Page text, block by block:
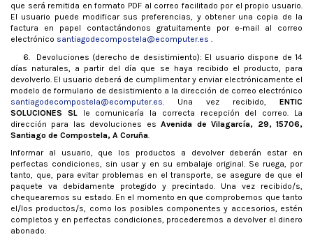
que será remitida en formato PDF al correo facilitado por el propio usuario.
El usuario puede modificar sus preferencias, y obtener una copia de la
factura en papel contactándonos gratuitamente por e-mail al correo
electrónico santiagodecompostela@ecomputer.es .
6.
Devoluciones (derecho de desistimiento): El usuario dispone de 14
días naturales, a partir del día que se haya recibido el producto, para
devolverlo. El usuario deberá de cumplimentar y enviar electrónicamente el
modelo de formulario de desistimiento a la dirección de correo electrónico
santiagodecompostela@ecomputer.es . Una vez recibido, ENTIC
SOLUCIONES SL le comunicaría la correcta recepción del correo. La
dirección para las devoluciones esAvenida de Vilagarcía, 29, 15706,
Santiago de Compostela, A Coruña
Informar al usuario, que los productos a devolver deberán estar en
perfectas condiciones, sin usar y en su embalaje original. Se ruega, por
tanto, que, para evitar problemas en el transporte, se asegure de que el
paquete va debidamente protegido y precintado. Una vez recibido/s,
chequearemos su estado. En el momento en que comprobemos que tanto
el/los productos/s, como los posibles componentes y accesorios, estén
completos y en perfectas condiciones, procederemos a devolver el dinero
abonado.